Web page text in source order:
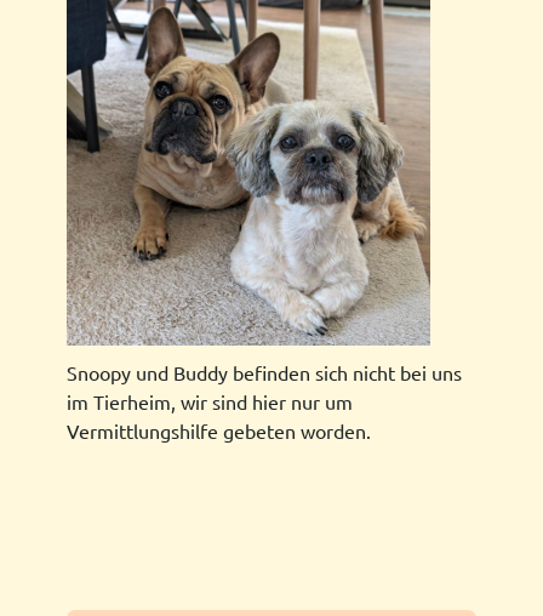
Snoopy und Buddy befinden sich nicht bei uns
im Tierheim, wir sind hier nur um
Vermittlungshilfe gebeten worden.